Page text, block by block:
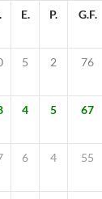
E. P. G.F.
5 2 76
4 5 67
6 4 55